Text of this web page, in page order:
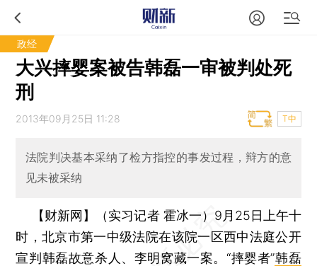
政经
大兴摔婴案被告韩磊一审被判处死
刑
2013年09月25日 11:28 T中
法院判决基本采纳了检方指控的事发过程，辩方的意
见未被采纳
【财新网】（实习记者 霍冰一） 9月25日上午十
时，北京市第一中级法院在该院一区西中法庭公开
宣判韩磊故意杀人、李明窝藏一案。“摔婴者”韩磊